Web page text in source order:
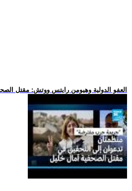
.. العفو الدولية وهيومن رايتس ووتش: مقتل